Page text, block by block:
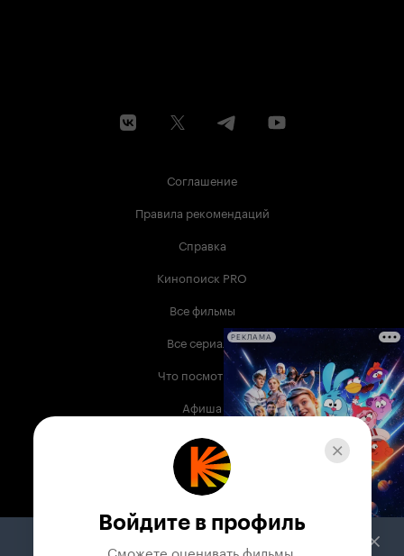
Соглашение
Правила рекомендаций
Справка
Кинопоиск PRO
Все фильмы
Все сериалы
Что посмотреть
Афиша
Музыка
Телепрограмма
Служба поддержки
РЕКЛАМА
Войдите в профиль
Сможете оценивать фильмы,